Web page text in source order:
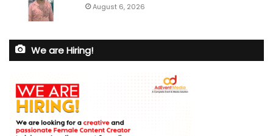
August 6, 2026
We are Hiring!